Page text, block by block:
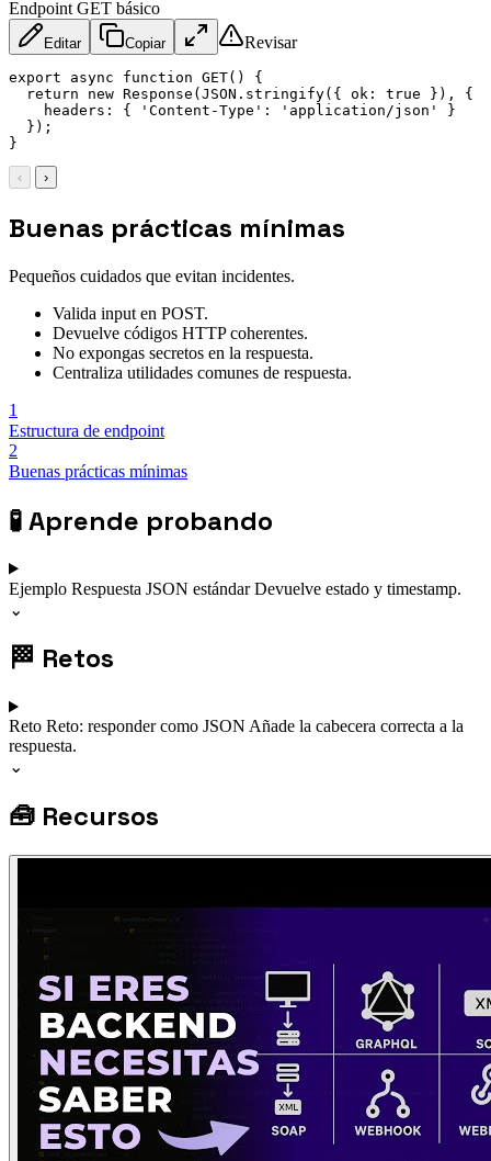
Endpoint GET básico
Editar Copiar Revisar
export async function GET( )
{
return
new Response ( JSON . stringify( { ok : true } ) ,
{
headers : { 'Content-Type' : 'application/json'
}
} ) ;
}
‹ ›
Buenas prácticas mínimas
Pequeños cuidados que evitan incidentes.
Valida input en POST.
Devuelve códigos HTTP coherentes.
No expongas secretos en la respuesta.
Centraliza utilidades comunes de respuesta.
1
Estructura de endpoint
2
Buenas prácticas mínimas
🧪Aprende probando
Ejemplo Respuesta JSON estándarDevuelve estado y timestamp.
⌄
🏁 Retos
Reto Reto: responder como JSON Añade la cabecera correcta a la
respuesta.
⌄
🧰 Recursos